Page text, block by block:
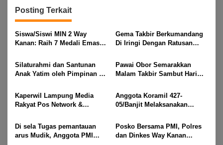
Posting Terkait
Siswa/Siswi MIN 2 Way
Kanan: Raih 7 Medali Emas
Gubernur Lampung Cup 2
Taekwondo Championship
Gema Takbir Berkumandang
Di Iringi Dengan Ratusan
Rayakan Kemenangan Idul
Fitri 1447 H
Silaturahmi dan Santunan
Anak Yatim oleh Pimpinan PT
Idul Fitri di Way Kanan
Pawai Obor Semarakkan
Malam Takbir Sambut Hari
M, Di Kampung Simpang
Asam, Kecamatan Banjit
Kaperwil Lampung Media
Rakyat Pos Network &
Network,Tergabung Di Forum
DPC KWRI, Way Kanan :
Mengucapkan Selamat Hari
Anggota Koramil 427-
05/Banjit Melaksanakan
ogoh Di Wilayah Bali Sadhar,
Kecamatan Banjit
Di sela Tugas pemantauan
arus Mudik, Anggota PMI
Posko Bersama PMI, Polres
dan Dinkes Way Kanan